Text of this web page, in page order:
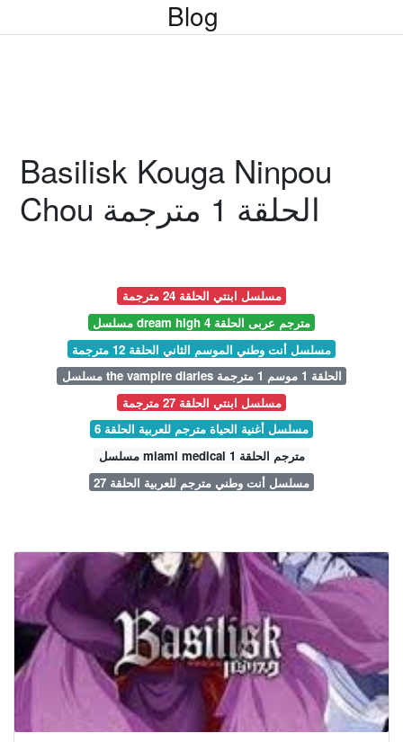
Blog
Basilisk Kouga Ninpou
Chou الحلقة 1 مترجمة
مسلسل ابنتي الحلقة 24 مترجمة
مسلسل dream high مترجم عربى الحلقة 4
مسلسل أنت وطني الموسم الثاني الحلقة 12 مترجمة
مسلسل the vampire diaries الحلقة 1 موسم 1 مترجمة
مسلسل ابنتي الحلقة 27 مترجمة
مسلسل أغنية الحياة مترجم للعربية الحلقة 6
مسلسل miami medical مترجم الحلقة 1
مسلسل أنت وطني مترجم للعربية الحلقة 27